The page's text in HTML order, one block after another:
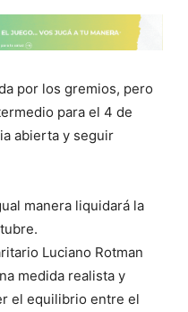
por los gremios, pero
para el 4 de
abierta y seguir
manera liquidará la
Luciano Rotman
medida realista y
el equilibrio entre el